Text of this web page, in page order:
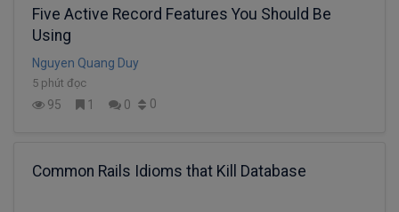
Five Active Record Features You Should Be
Using
Nguyen Quang Duy
5 phút đọc
95 1 0 0
Common Rails Idioms that Kill Database